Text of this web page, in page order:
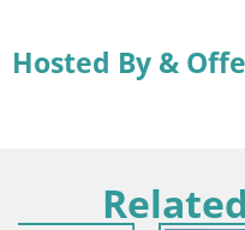
Hosted By &